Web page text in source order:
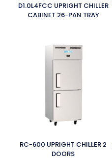
D1.0L4FCC UPRIGHT CHILLER
CABINET 26-PAN TRAY
RC-600 UPRIGHT CHILLER 2
DOORS